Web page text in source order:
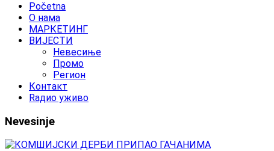
Početna
O нама
МАРКЕТИНГ
ВИЈЕСТИ
Невесиње
Промо
Регион
Контакт
Rадио уживо
Nevesinje